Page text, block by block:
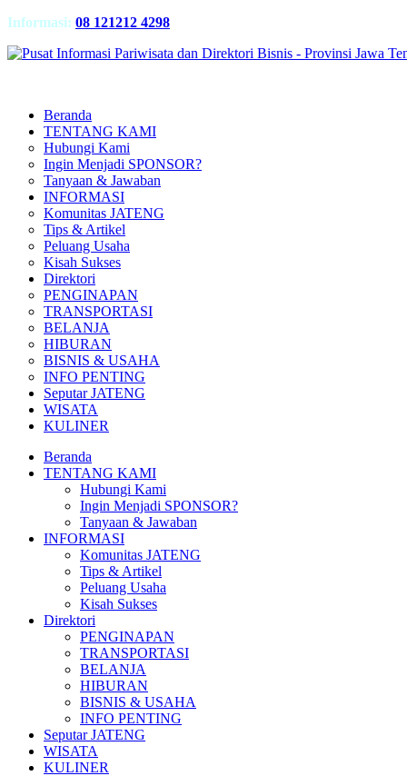
Informasi: 08 121212 4298
Beranda
TENTANG KAMI
Hubungi Kami
Ingin Menjadi SPONSOR?
Tanyaan & Jawaban
INFORMASI
Komunitas JATENG
Tips & Artikel
Peluang Usaha
Kisah Sukses
Direktori
PENGINAPAN
TRANSPORTASI
BELANJA
HIBURAN
BISNIS & USAHA
INFO PENTING
Seputar JATENG
WISATA
KULINER
Beranda
TENTANG KAMI
Hubungi Kami
Ingin Menjadi SPONSOR?
Tanyaan & Jawaban
INFORMASI
Komunitas JATENG
Tips & Artikel
Peluang Usaha
Kisah Sukses
Direktori
PENGINAPAN
TRANSPORTASI
BELANJA
HIBURAN
BISNIS & USAHA
INFO PENTING
Seputar JATENG
WISATA
KULINER